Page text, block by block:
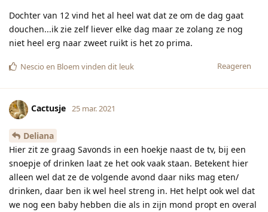
Dochter van 12 vind het al heel wat dat ze om de dag gaat
douchen...ik zie zelf liever elke dag maar ze zolang ze nog
niet heel erg naar zweet ruikt is het zo prima.
Reageren
Nescio en Bloem vinden dit leuk
Cactusje 25 mar. 2021
Deliana
Hier zit ze graag Savonds in een hoekje naast de tv, bij een
snoepje of drinken laat ze het ook vaak staan. Betekent hier
alleen wel dat ze de volgende avond daar niks mag eten/
drinken, daar ben ik wel heel streng in. Het helpt ook wel dat
we nog een baby hebben die als in zijn mond propt en overal